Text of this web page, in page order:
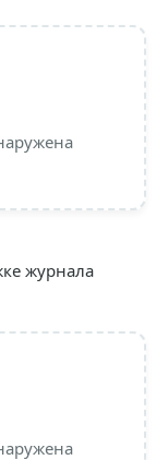
журнала